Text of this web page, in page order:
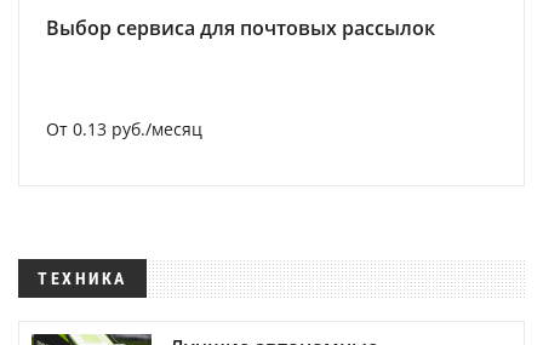
Выбор сервиса для почтовых рассылок
От 0.13 руб./месяц
ТЕХНИКА